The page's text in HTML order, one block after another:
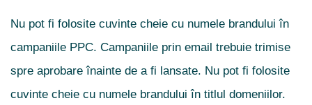
Nu pot fi folosite cuvinte cheie cu numele brandului în
campaniile PPC. Campaniile prin email trebuie trimise
spre aprobare înainte de a fi lansate. Nu pot fi folosite
cuvinte cheie cu numele brandului în titlul domeniilor.